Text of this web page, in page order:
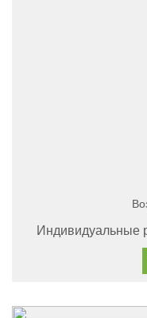
Индивидуальные